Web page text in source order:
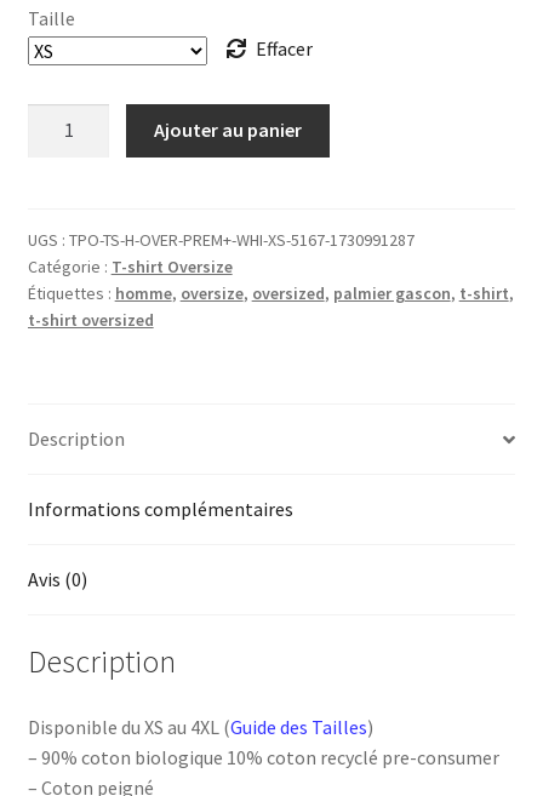
Taille
Effacer
Homme
Oversize
Palmier
gascon
Ajouter au panier
UGS : TPO-TS-H-OVER-PREM+-WHI-XS-5167-1730991287
Catégorie : T-shirt Oversize
Étiquettes : homme, oversize, oversized, palmier gascon, t-shirt,
t-shirt oversized
Description
Informations complémentaires
Avis (0)
Description
Disponible du XS au 4XL (Guide des Tailles)
– 90% coton biologique 10% coton recyclé pre-consumer
– Coton peigné